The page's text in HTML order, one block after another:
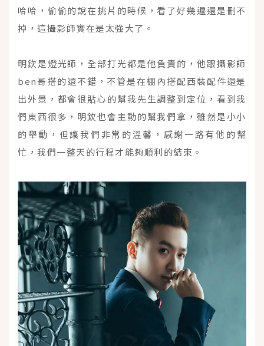
哈哈，偷偷的說在挑片的時候，看了好幾遍還是刪不
掉，這攝影師實在是太強大了。
明欽是燈光師，全部打光都是他負責的，他跟攝影師
ben哥搭的還不錯，不管是在棚內搭配西裝配件還是
出外景，都會很貼心的幫我先生調整到定位，看到我
們東西很多，明欽也會主動的幫我們拿，雖然是小小
的舉動，但讓我們非常的溫馨，感謝一路有他的幫
忙，我們一整天的行程才能夠順利的結束。